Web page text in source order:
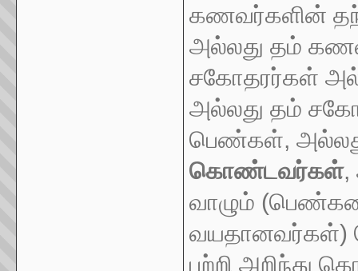
கணவர்களின்
அல்லது தம்
சகோதரர்கள்
அல்லது தம்
பெண்கள்,
கொண்டவர்கள்,
வாழும்
பற்றி அறிந்து